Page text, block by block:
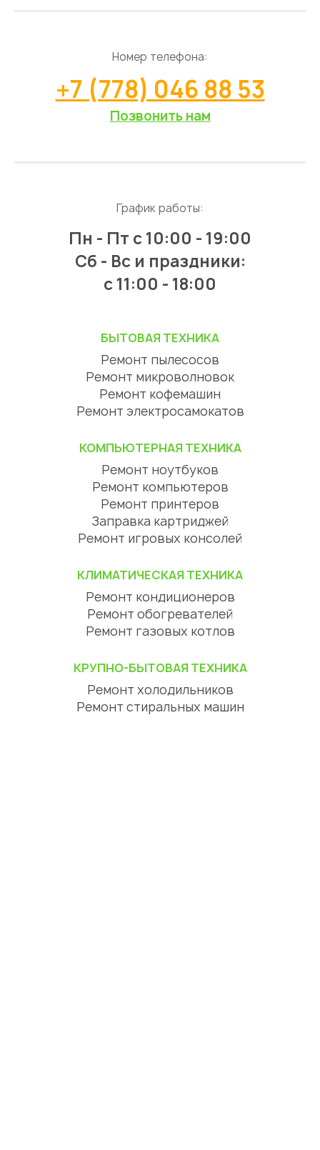
Номер телефона:
+7 (778) 046 88 53
Позвонить нам
График работы:
Пн - Пт с 10:00 - 19:00
Сб - Вс и праздники:
c 11:00 - 18:00
БЫТОВАЯ ТЕХНИКА
Ремонт пылесосов
Ремонт микроволновок
Ремонт кофемашин
Ремонт электросамокатов
КОМПЬЮТЕРНАЯ ТЕХНИКА
Ремонт ноутбуков
Ремонт компьютеров
Ремонт принтеров
Заправка картриджей
Ремонт игровых консолей
КЛИМАТИЧЕСКАЯ ТЕХНИКА
Ремонт кондиционеров
Ремонт обогревателей
Ремонт газовых котлов
КРУПНО-БЫТОВАЯ ТЕХНИКА
Ремонт холодильников
Ремонт стиральных машин